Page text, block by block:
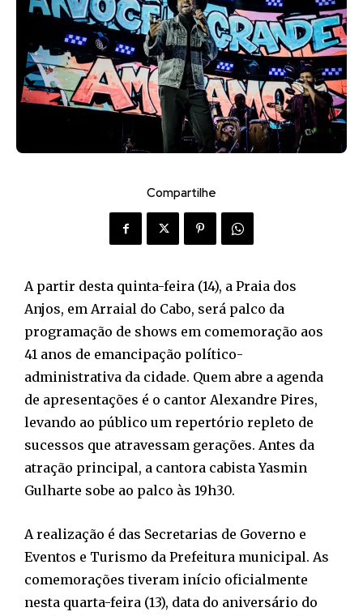
Compartilhe
A partir desta quinta-feira (14), a Praia dos
Anjos, em Arraial do Cabo, será palco da
programação de shows em comemoração aos
41 anos de emancipação político-
administrativa da cidade. Quem abre a agenda
de apresentações é o cantor Alexandre Pires,
levando ao público um repertório repleto de
sucessos que atravessam gerações. Antes da
atração principal, a cantora cabista Yasmin
Gulharte sobe ao palco às 19h30.
A realização é das Secretarias de Governo e
Eventos e Turismo da Prefeitura municipal. As
comemorações tiveram início oficialmente
nesta quarta-feira (13), data do aniversário do